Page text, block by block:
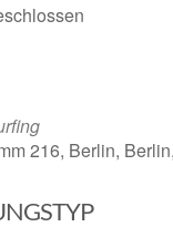
216, Berlin,